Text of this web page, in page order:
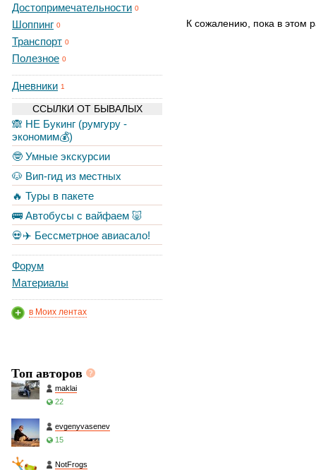
Достопримечательности 0
Шоппинг 0
Транспорт 0
Полезное 0
Дневники 1
ССЫЛКИ ОТ БЫВАЛЫХ
🙈 НЕ Букинг (румгуру -
экономим💰)
🤓 Умные экскурсии
🐶 Вип-гид из местных
🔥 Туры в пакете
🚌 Автобусы с вайфаем 🐷
💀✈️ Бессметрное авиасало!
Форум
Материалы
в Моих лентах
Топ авторов
maklai
22
evgenyvasenev
15
NotFrogs
К сожалению, пока в этом